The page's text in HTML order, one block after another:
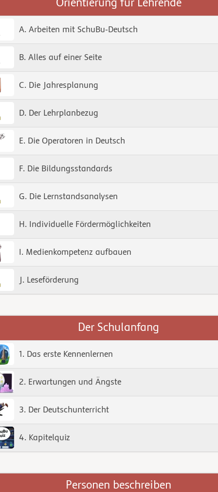
A. Arbeiten mit SchuBu-Deutsch
B. Alles auf einer Seite
C. Die Jahresplanung
D. Der Lehrplanbezug
E. Die Operatoren in Deutsch
F. Die Bildungsstandards
G. Die Lernstandsanalysen
H. Individuelle Fördermöglichkeiten
I. Medienkompetenz aufbauen
J. Leseförderung
Der Schulanfang
1. Das erste Kennenlernen
2. Erwartungen und Ängste
3. Der Deutschunterricht
4. Kapitelquiz
Personen beschreiben